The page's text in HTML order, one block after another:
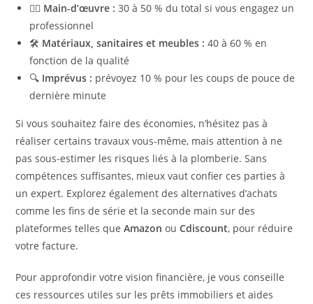
👷‍♂️ Main-d’œuvre : 30 à 50 % du total si vous engagez un
professionnel
🛠️ Matériaux, sanitaires et meubles : 40 à 60 % en
fonction de la qualité
🔍 Imprévus : prévoyez 10 % pour les coups de pouce de
dernière minute
Si vous souhaitez faire des économies, n’hésitez pas à
réaliser certains travaux vous-même, mais attention à ne
pas sous-estimer les risques liés à la plomberie. Sans
compétences suffisantes, mieux vaut confier ces parties à
un expert. Explorez également des alternatives d’achats
comme les fins de série et la seconde main sur des
plateformes telles queAmazon ouCdiscount, pour réduire
votre facture.
Pour approfondir votre vision financière, je vous conseille
ces ressources utiles sur les prêts immobiliers et aides